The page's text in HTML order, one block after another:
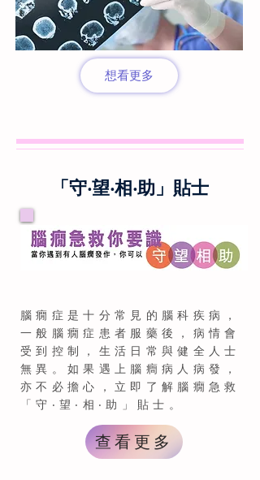
想看更多
「守‧望‧相‧助」貼士
腦癇症是十分常見的腦科疾病，
一般腦癇症患者服藥後，病情會
受到控制，生活日常與健全人士
無異。如果遇上腦癎病人病發，
亦不必擔心，立即了解腦癇急救
「守‧望‧相‧助」貼士。
查看更多